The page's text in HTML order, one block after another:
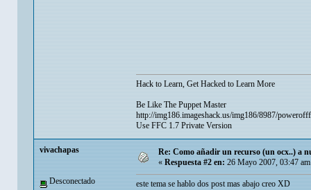
Hack to Learn, Get Hacked to Learn More
Be Like The Puppet Master
http://img186.imageshack.us/img186/8987/
Use FFC 1.7 Private Version
vivachapas
Desconectado
Re: Como añadir un recurso (un ocx..) a
«Respuesta #2 en:26 Mayo 2007, 03:47
este tema se hablo dos post mas abajo creo XD